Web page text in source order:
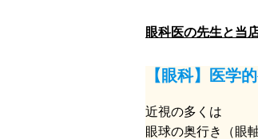
眼科医の先生と当
【眼科】医学
近視の多くは
眼球の奥行き（眼